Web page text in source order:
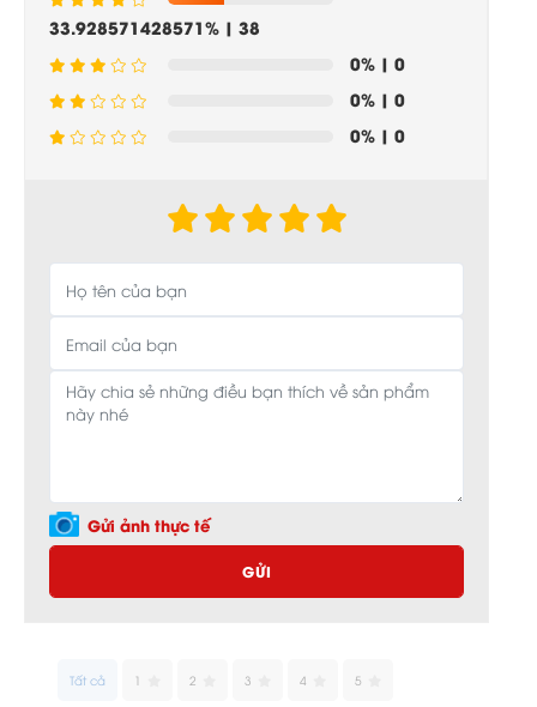
33.928571428571% | 38
0% | 0
0% | 0
0% | 0
Gửi ảnh thực tế
GỬI
Tất cả 1 2 3 4 5